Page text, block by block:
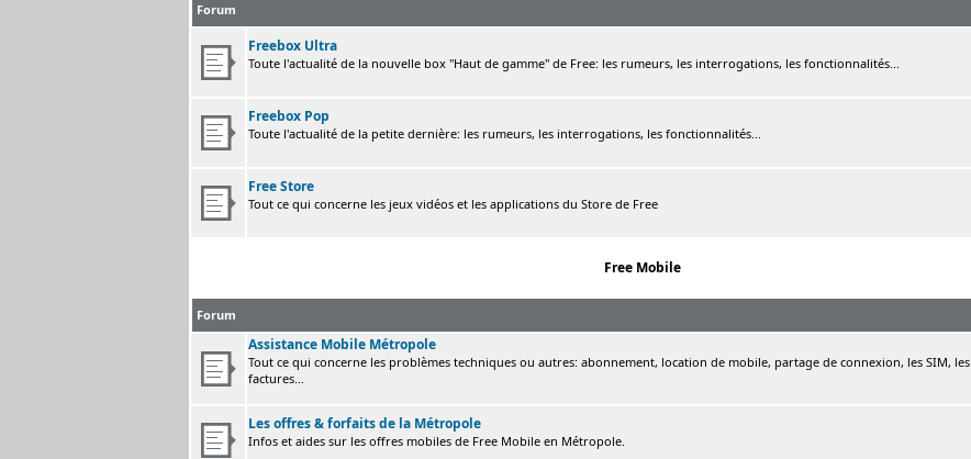
Forum
Freebox Ultra
Toute l'actualité de la nouvelle box "Haut de gamme" de Free: les rumeurs, les interrogations, les fonctionnalités...
Freebox Pop
Toute l'actualité de la petite dernière: les rumeurs, les interrogations, les fonctionnalités...
Free Store
Tout ce qui concerne les jeux vidéos et les applications du Store de Free
Free Mobile
Forum
Assistance Mobile Métropole
Tout ce qui concerne les problèmes techniques ou autres: abonnement, location de mobile, partage de connexion, les SIM, les
factures...
Les offres & forfaits de la Métropole
Infos et aides sur les offres mobiles de Free Mobile en Métropole.